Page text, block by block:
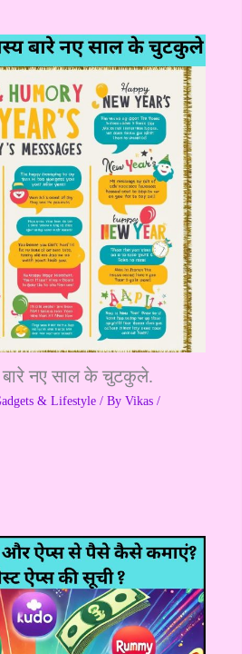
बारे नए साल के चुटकुले.
& Lifestyle/ By Vikas /